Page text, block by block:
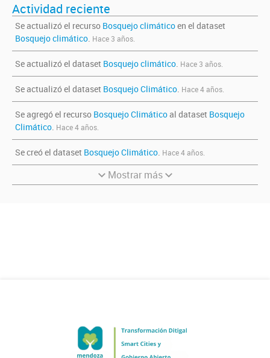
Actividad reciente
Se actualizó el recurso Bosquejo climáticoen el dataset
Bosquejo climático. Hace 3 años.
Se actualizó el dataset Bosquejo climático. Hace 3 años.
Se actualizó el dataset Bosquejo Climático. Hace 4 años.
Se agregó el recurso Bosquejo Climáticoal dataset Bosquejo
Climático. Hace 4 años.
Se creó el dataset Bosquejo Climático. Hace 4 años.
Mostrar más